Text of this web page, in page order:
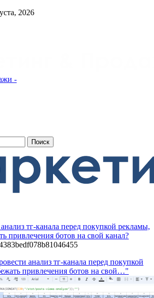
2026
-
тг-канала перед покупкой рекламы,
привлечения ботов на свой канал?
анализ тг-канала перед покупкой
привлечения ботов на свой…"